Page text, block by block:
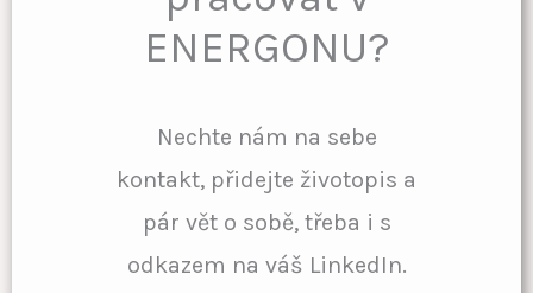
ENERGONU?
Nechte nám na sebe
kontakt, přidejte životopis a
pár vět o sobě, třeba i s
odkazem na váš LinkedIn.